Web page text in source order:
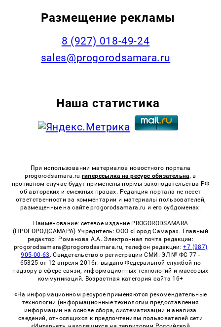
Размещение рекламы
8 (927) 018-49-24
sales@progorodsamara.ru
Наша статистика
При использовании материалов новостного портала
progorodsamara.ru гиперссылка на ресурс обязательна, в
противном случае будут применены нормы законодательства РФ
об авторских и смежных правах. Редакция портала не несет
ответственности за комментарии и материалы пользователей,
размещенные на сайте progorodsamara.ru и его субдоменах.
Наименование: сетевое издание PROGORODSAMARA
(ПРОГОРОДСАМАРА) Учредитель: ООО «Город Самара». Главный
редактор: Романова А.А. Электронная почта редакции:
progorodsamara@progorodsamara.ru, телефон редакции:+7 (987)
905-00-63 . Свидетельство о регистрации СМИ: ЭЛ № ФС 77 -
65325 от 12 апреля 2016г. выдано Федеральной службой по
надзору в сфере связи, информационных технологий и массовых
коммуникаций. Возрастная категория сайта 16+
«На информационном ресурсе применяются рекомендательные
технологии (информационные технологии предоставления
информации на основе сбора, систематизации и анализа
сведений, относящихся к предпочтениям пользователей сети